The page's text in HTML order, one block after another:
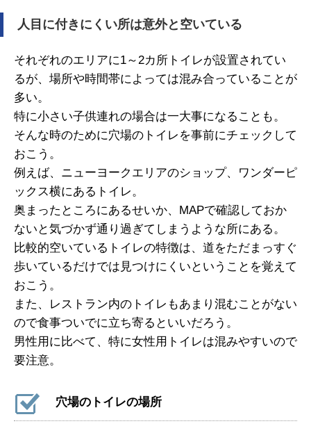
人目に付きにくい所は意外と空いている
それぞれのエリアに1～2カ所トイレが設置されてい
るが、場所や時間帯によっては混み合っていることが
多い。
特に小さい子供連れの場合は一大事になることも。
そんな時のために穴場のトイレを事前にチェックして
おこう。
例えば、ニューヨークエリアのショップ、ワンダーピ
ックス横にあるトイレ。
奥まったところにあるせいか、MAPで確認しておか
ないと気づかず通り過ぎてしまうような所にある。
比較的空いているトイレの特徴は、道をただまっすぐ
歩いているだけでは見つけにくいということを覚えて
おこう。
また、レストラン内のトイレもあまり混むことがない
ので食事ついでに立ち寄るといいだろう。
男性用に比べて、特に女性用トイレは混みやすいので
要注意。
穴場のトイレの場所